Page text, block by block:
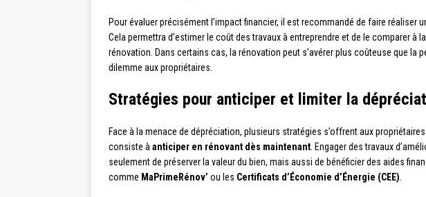
Pour évaluer précisément l’impact financier, il est recommandé de faire réaliser
Cela permettra d’estimer le coût des travaux à entreprendre et de le comparer à
rénovation. Dans certains cas, la rénovation peut s’avérer plus coûteuse que la
dilemme aux propriétaires.
Stratégies pour anticiper et limiter la
Face à la menace de dépréciation, plusieurs stratégies s’offrent aux
consiste à anticiper en rénovant dès maintenant . Engager des travaux
seulement de préserver la valeur du bien, mais aussi de bénéficier des aides
comme MaPrimeRénov’ ou les Certificats d’Économie d’Énergie (CEE)